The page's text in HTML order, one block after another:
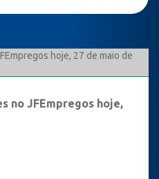
no JFEmpregos hoje,